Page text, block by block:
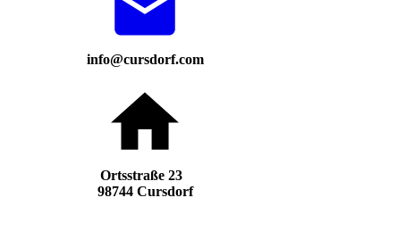
info@cursdorf.com
Ortsstraße 23
98744 Cursdorf